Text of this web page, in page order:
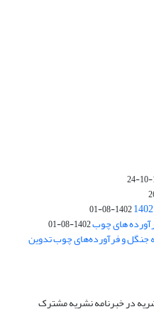
1402-08-01
های چوب1402-08-01
جنگل و فرآورده‌های چوب تدوین
در خبرنامه نشریه مشترک